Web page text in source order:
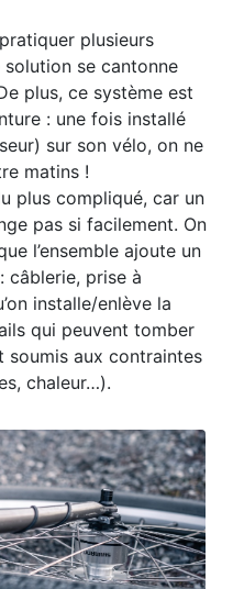
plusieurs
se cantonne
plus, ce système est
: une fois installé
sur son vélo, on ne
matins !
plus compliqué, car un
pas si facilement. On
l’ensemble ajoute un
câblerie, prise à
installe/enlève la
qui peuvent tomber
soumis aux contraintes
chaleur…).